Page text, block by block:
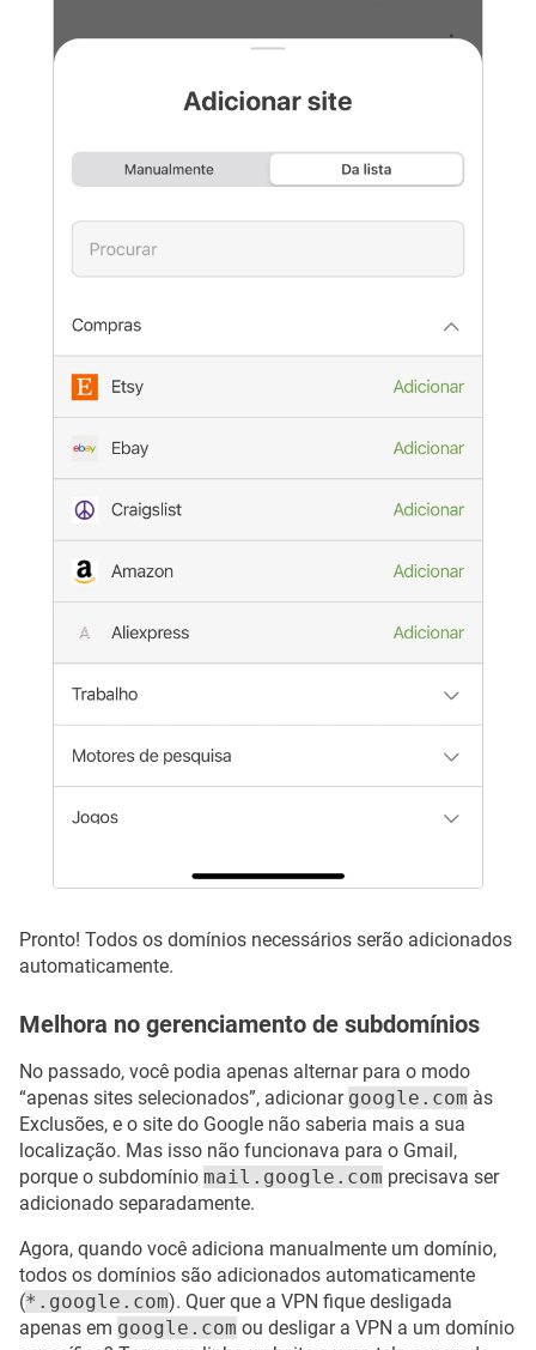
Pronto! Todos os domínios necessários serão adicionados
automaticamente.
Melhora no gerenciamento de subdomínios
No passado, você podia apenas alternar para o modo
“apenas sites selecionados”, adicionar google.com às
Exclusões, e o site do Google não saberia mais a sua
localização. Mas isso não funcionava para o Gmail,
porque o subdomínio mail.google.com precisava ser
adicionado separadamente.
Agora, quando você adiciona manualmente um domínio,
todos os domínios são adicionados automaticamente
(*.google.com). Quer que a VPN fique desligada
apenas em google.com ou desligar a VPN a um domínio